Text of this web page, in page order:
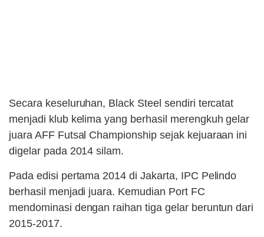
Secara keseluruhan, Black Steel sendiri tercatat
menjadi klub kelima yang berhasil merengkuh gelar
juara AFF Futsal Championship sejak kejuaraan ini
digelar pada 2014 silam.
Pada edisi pertama 2014 di Jakarta, IPC Pelindo
berhasil menjadi juara. Kemudian Port FC
mendominasi dengan raihan tiga gelar beruntun dari
2015-2017.